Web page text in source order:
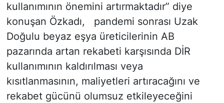
kullanımının önemini artırmaktadır” diye
konuşan Özkadı, pandemi sonrası Uzak
Doğulu beyaz eşya üreticilerinin AB
pazarında artan rekabeti karşısında DİR
kullanımının kaldırılması veya
kısıtlanmasının, maliyetleri artıracağını ve
rekabet gücünü olumsuz etkileyeceğini